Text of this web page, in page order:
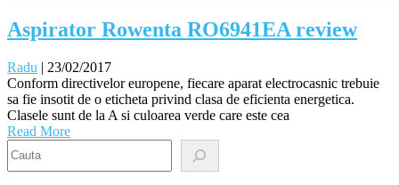
Aspirator Rowenta RO6941EA review
Radu | 23/02/2017
Conform directivelor europene, fiecare aparat electrocasnic trebuie
sa fie insotit de o eticheta privind clasa de eficienta energetica.
Clasele sunt de la A si culoarea verde care este cea
Read More